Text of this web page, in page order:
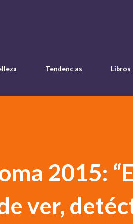
Tendencias Libros
2015:
ver,